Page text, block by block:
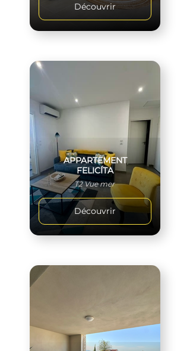
Découvrir
APPARTEMENT
FELICÍTA
T2 Vue mer
Découvrir